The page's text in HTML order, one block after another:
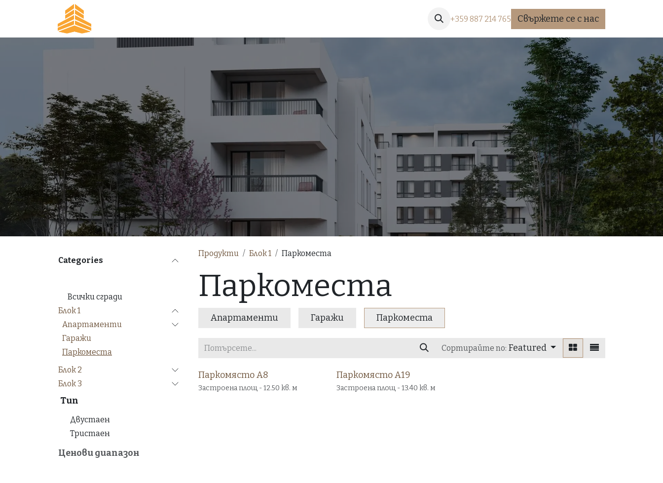
Преминете към съдържание
+35​9 887 2​14 765 Свържете се с нас
Categories
Всички сгради
Блок 1
Апартаменти
Гаражи
Паркоместа
Блок 2
Блок 3
Тип
Двустаен
Тристаен
Ценови диапазон
Продукти Блок 1 Паркоместа
Паркоместа
Апартаменти Гаражи Паркоместа
Сортирайте по: Featured
Продаден
Паркомясто А8
Застроена площ - 12.50 кв. м Продаден
Паркомясто А19
Застроена площ - 13.40 кв. м